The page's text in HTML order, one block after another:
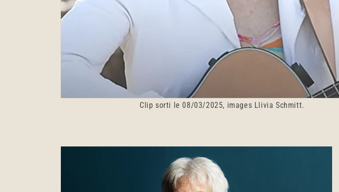
Clip sorti le 08/03/2025, images Llivia Schmitt.